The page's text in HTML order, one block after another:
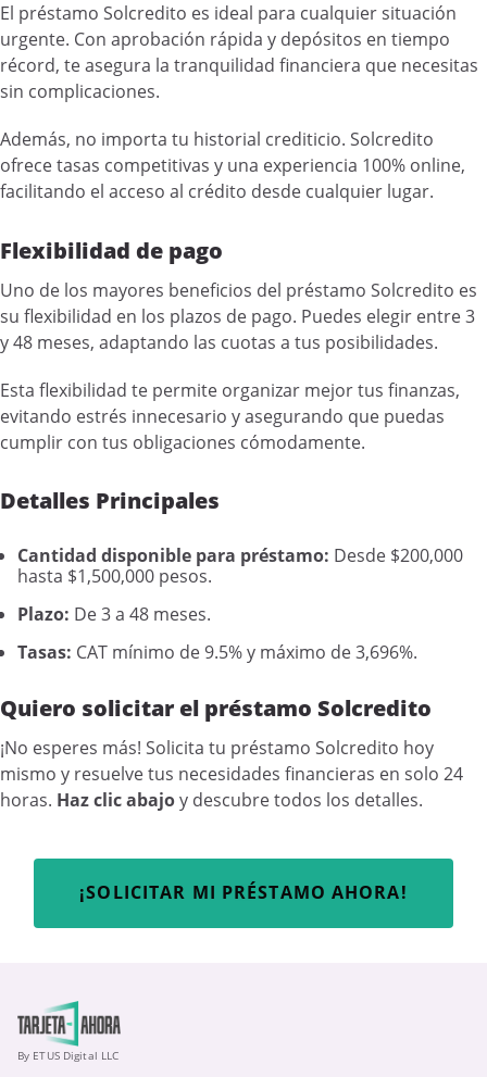
El préstamo Solcredito es ideal para cualquier situación
urgente. Con aprobación rápida y depósitos en tiempo
récord, te asegura la tranquilidad financiera que necesitas
sin complicaciones.
Además, no importa tu historial crediticio. Solcredito
ofrece tasas competitivas y una experiencia 100% online,
facilitando el acceso al crédito desde cualquier lugar.
Flexibilidad de pago
Uno de los mayores beneficios del préstamo Solcredito es
su flexibilidad en los plazos de pago. Puedes elegir entre 3
y 48 meses, adaptando las cuotas a tus posibilidades.
Esta flexibilidad te permite organizar mejor tus finanzas,
evitando estrés innecesario y asegurando que puedas
cumplir con tus obligaciones cómodamente.
Detalles Principales
Cantidad disponible para préstamo: Desde $200,000
hasta $1,500,000 pesos.
Plazo: De 3 a 48 meses.
Tasas: CAT mínimo de 9.5% y máximo de 3,696%.
Quiero solicitar el préstamo Solcredito
¡No esperes más! Solicita tu préstamo Solcredito hoy
mismo y resuelve tus necesidades financieras en solo 24
horas. Haz clic abajoy descubre todos los detalles.
¡SOLICITAR MI PRÉSTAMO AHORA!
By ETUS Digital LLC